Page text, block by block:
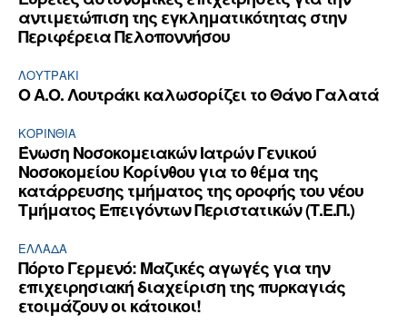
αντιμετώπιση της εγκληματικότητας στην
Περιφέρεια Πελοποννήσου
ΛΟΥΤΡΆΚΙ
Ο Α.Ο. Λουτράκι καλωσορίζει το Θάνο Γαλατά
ΚΟΡΙΝΘΊΑ
Ένωση Νοσοκομειακών Ιατρών Γενικού
Νοσοκομείου Κορίνθου για το θέμα της
κατάρρευσης τμήματος της οροφής του νέου
Τμήματος Επειγόντων Περιστατικών (Τ.Ε.Π.)
ΕΛΛΆΔΑ
Πόρτο Γερμενό: Μαζικές αγωγές για την
επιχειρησιακή διαχείριση της πυρκαγιάς
ετοιμάζουν οι κάτοικοι!